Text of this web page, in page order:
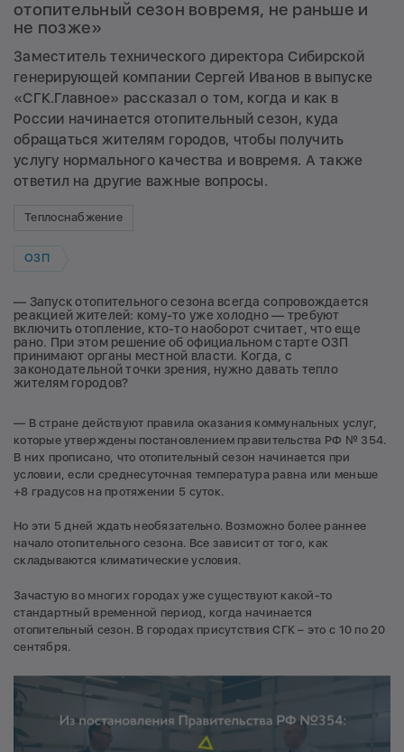
отопительный сезон вовремя, не раньше и
не позже»
Заместитель технического директора Сибирской
генерирующей компании Сергей Иванов в выпуске
«СГК.Главное» рассказал о том, когда и как в
России начинается отопительный сезон, куда
обращаться жителям городов, чтобы получить
услугу нормального качества и вовремя. А также
ответил на другие важные вопросы.
Теплоснабжение
ОЗП
— Запуск отопительного сезона всегда сопровождается
реакцией жителей: кому-то уже холодно — требуют
включить отопление, кто-то наоборот считает, что еще
рано. При этом решение об официальном старте ОЗП
принимают органы местной власти. Когда, с
законодательной точки зрения, нужно давать тепло
жителям городов?
— В стране действуют правила оказания коммунальных услуг,
которые утверждены постановлением правительства РФ № 354.
В них прописано, что отопительный сезон начинается при
условии, если среднесуточная температура равна или меньше
+8 градусов на протяжении 5 суток.
Но эти 5 дней ждать необязательно. Возможно более раннее
начало отопительного сезона. Все зависит от того, как
складываются климатические условия.
Зачастую во многих городах уже существуют какой-то
стандартный временной период, когда начинается
отопительный сезон. В городах присутствия СГК – это с 10 по 20
сентября.